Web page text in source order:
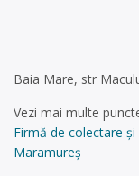
Baia Mare, str
Vezi mai multe
Firmă de colectare
Maramureș